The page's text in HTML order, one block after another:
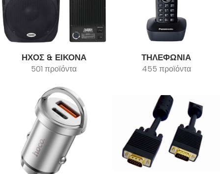
ΉΧΟΣ & ΕΙΚΌΝΑ
501 προϊόντα
ΤΗΛΕΦΩΝΊΑ
455 προϊόντα